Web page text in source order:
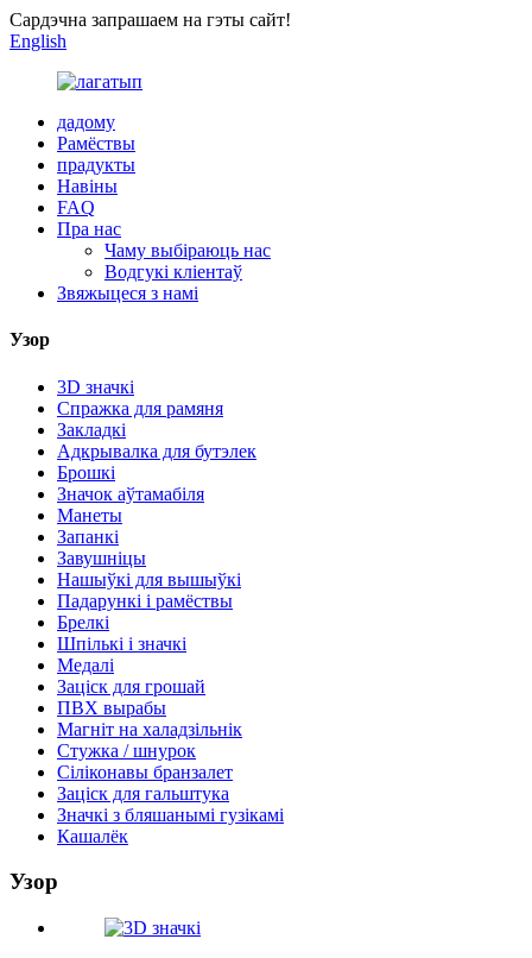
Сардэчна запрашаем на гэты сайт!
English
дадому
Рамёствы
прадукты
Навіны
FAQ
Пра нас
Чаму выбіраюць нас
Водгукі кліентаў
Звяжыцеся з намі
Узор
3D значкі
Спражка для рамяня
Закладкі
Адкрывалка для бутэлек
Брошкі
Значок аўтамабіля
Манеты
Запанкі
Завушніцы
Нашыўкі для вышыўкі
Падарункі і рамёствы
Брелкі
Шпількі і значкі
Медалі
Заціск для грошай
ПВХ вырабы
Магніт на халадзільнік
Стужка / шнурок
Сіліконавы бранзалет
Заціск для гальштука
Значкі з бляшанымі гузікамі
Кашалёк
Узор